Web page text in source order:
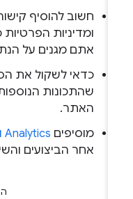
חשוב להוסיף קישור
ומדיניות הפרטיות
אתם מגנים על
כדאי לשקול את
שהתכונות הנוספות
האתר.
מוסיפיםAnalytics ו-RUM
אחר הביצועים